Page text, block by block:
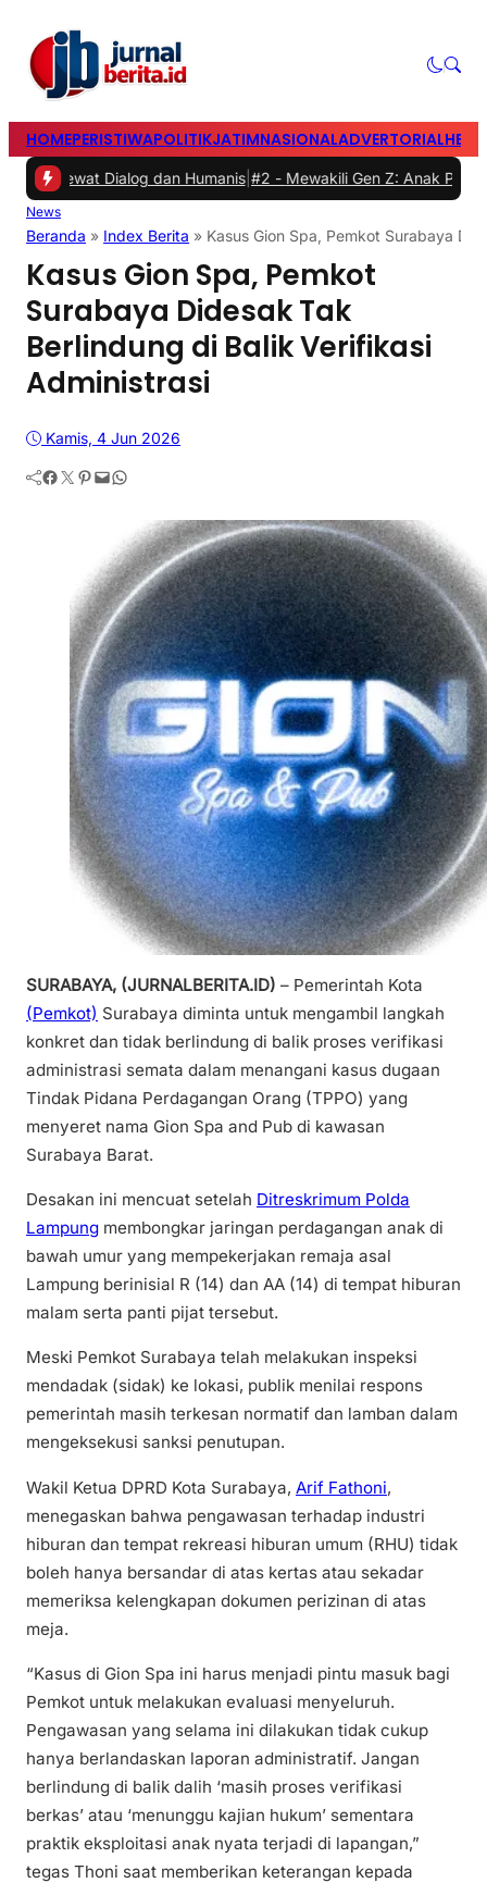
HOMEPERISTIWAPOLITIKJATIMNASIONALADVERTORIAL
Dialog dan Humanis|#2 -Mewakili Gen Z: Anak Perempuan
News
Beranda » Index Berita » Kasus Gion Spa, Pemkot Surabaya
Kasus Gion Spa, Pemkot
Surabaya Didesak Tak
Berlindung di Balik Verifikasi
Administrasi
Kamis, 4 Jun 2026
Facebook Twitter Pinterest Mail WhatsApp
SURABAYA, (JURNALBERITA.ID) – Pemerintah Kota
(Pemkot) Surabaya diminta untuk mengambil langkah
konkret dan tidak berlindung di balik proses verifikasi
administrasi semata dalam menangani kasus dugaan
Tindak Pidana Perdagangan Orang (TPPO) yang
menyeret nama Gion Spa and Pub di kawasan
Surabaya Barat.
Desakan ini mencuat setelah Ditreskrimum Polda
Lampung membongkar jaringan perdagangan anak di
bawah umur yang mempekerjakan remaja asal
Lampung berinisial R (14) dan AA (14) di tempat hiburan
malam serta panti pijat tersebut.
Meski Pemkot Surabaya telah melakukan inspeksi
mendadak (sidak) ke lokasi, publik menilai respons
pemerintah masih terkesan normatif dan lamban dalam
mengeksekusi sanksi penutupan.
Wakil Ketua DPRD Kota Surabaya, Arif Fathoni,
menegaskan bahwa pengawasan terhadap industri
hiburan dan tempat rekreasi hiburan umum (RHU) tidak
boleh hanya bersandar di atas kertas atau sekadar
memeriksa kelengkapan dokumen perizinan di atas
meja.
“Kasus di Gion Spa ini harus menjadi pintu masuk bagi
Pemkot untuk melakukan evaluasi menyeluruh.
Pengawasan yang selama ini dilakukan tidak cukup
hanya berlandaskan laporan administratif. Jangan
berlindung di balik dalih ‘masih proses verifikasi
berkas’ atau ‘menunggu kajian hukum’ sementara
praktik eksploitasi anak nyata terjadi di lapangan,”
tegas Thoni saat memberikan keterangan kepada